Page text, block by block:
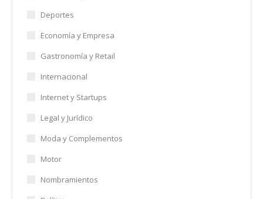
Deportes
Economía y Empresa
Gastronomía y Retail
Internacional
Internet y Startups
Legal y Jurídico
Moda y Complementos
Motor
Nombramientos